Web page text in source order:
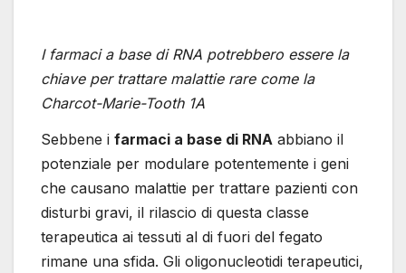
I farmaci a base di RNA potrebbero essere la
chiave per trattare malattie rare come la
Charcot-Marie-Tooth 1A
Sebbene i farmaci a base di RNA abbiano il
potenziale per modulare potentemente i geni
che causano malattie per trattare pazienti con
disturbi gravi, il rilascio di questa classe
terapeutica ai tessuti al di fuori del fegato
rimane una sfida. Gli oligonucleotidi terapeutici,